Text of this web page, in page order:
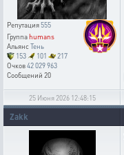
Репутация 555
Группаhumans
АльянсТень
153
101
217
Очков42 029 963
Сообщений 20
25 Июня 2026 12:48:15
Zakk